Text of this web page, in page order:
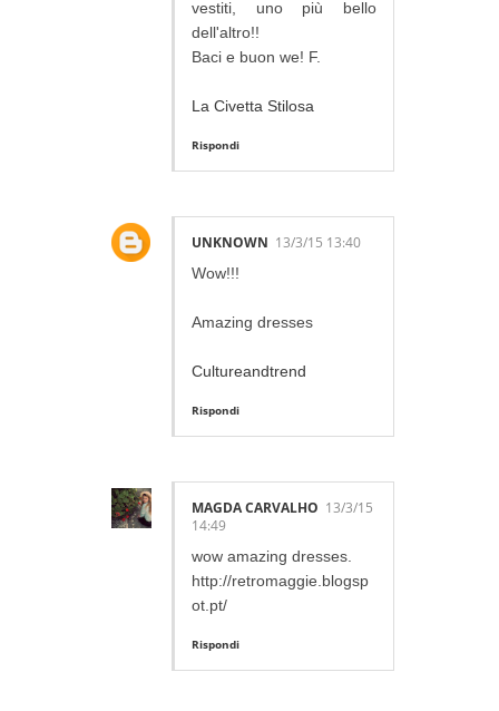
vestiti, uno più bello
dell'altro!!
Baci e buon we! F.
La Civetta Stilosa
Rispondi
UNKNOWN 13/3/15 13:40
Wow!!!
Amazing dresses
Cultureandtrend
Rispondi
MAGDA CARVALHO 13/3/15
14:49
wow amazing dresses.
http://retromaggie.blogsp
ot.pt/
Rispondi